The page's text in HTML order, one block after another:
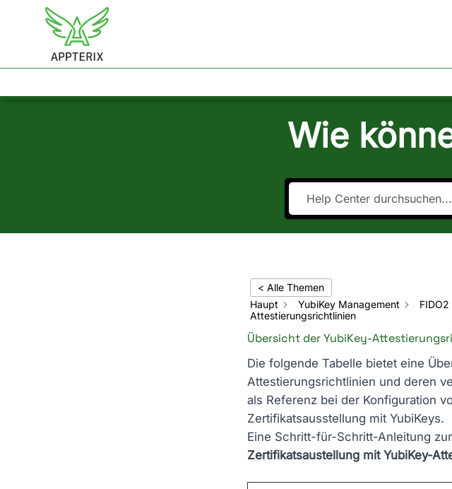
Wie
< Alle Themen
Haupt
YubiKey Management FIDO2
Attestierungsrichtlinien
Übersicht der YubiKey-
Die folgende Tabelle bietet eine
Attestierungsrichtlinien und deren
als Referenz bei der Konfiguration
Zertifikatsausstellung mit YubiKeys.
Eine Schritt-für-Schritt-Anleitung
Zertifikatsaustellung mit YubiKey-